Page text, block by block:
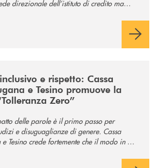
direzionale dell’istituto di credito ma
e rispetto: Cassa
e Tesino promuove la
Zero”
delle parole è il primo passo per
e disuguaglianze di genere. Cassa
Tesino crede fortemente che il modo in cui